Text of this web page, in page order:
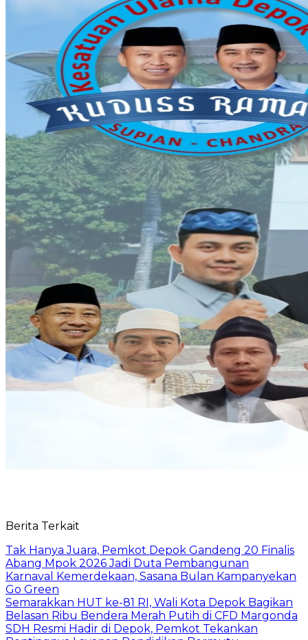
Berita Terkait
Tak Hanya Juara, Pemkot Depok Gandeng 20 Finalis
Abang Mpok 2026 Jadi Duta Pembangunan
Karnaval Kemerdekaan, Sasana Bulan Kampanyekan
Go Green
Semarakkan HUT ke-81 RI, Wali Kota Depok Bagikan
Belasan Ribu Bendera Merah Putih di CFD Margonda
SDH Resmi Hadir di Depok, Pemkot Tekankan